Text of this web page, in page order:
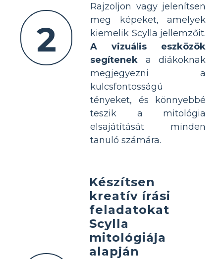
2
Rajzoljon vagy jelenítsen
meg képeket, amelyek
kiemelik Scylla jellemzőit.
A vizuális eszközök
segítenek a diákoknak
megjegyezni a
kulcsfontosságú
tényeket, és könnyebbé
teszik a mitológia
elsajátítását minden
tanuló számára.
Készítsen
kreatív írási
feladatokat
Scylla
mitológiája
alapján